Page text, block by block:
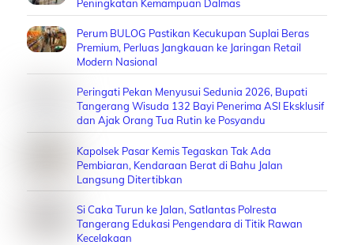
Peningkatan Kemampuan Dalmas
Perum BULOG Pastikan Kecukupan Suplai Beras
Premium, Perluas Jangkauan ke Jaringan Retail
Modern Nasional
Peringati Pekan Menyusui Sedunia 2026, Bupati
Tangerang Wisuda 132 Bayi Penerima ASI Eksklusif
dan Ajak Orang Tua Rutin ke Posyandu
Kapolsek Pasar Kemis Tegaskan Tak Ada
Pembiaran, Kendaraan Berat di Bahu Jalan
Langsung Ditertibkan
Si Caka Turun ke Jalan, Satlantas Polresta
Tangerang Edukasi Pengendara di Titik Rawan
Kecelakaan